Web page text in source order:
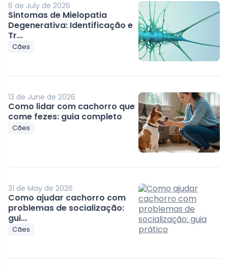
6 de July de 2026
Sintomas de Mielopatia
Degenerativa: Identificação e
Tr...
Cães
13 de June de 2026
Como lidar com cachorro que
come fezes: guia completo
Cães
31 de May de 2026
Como ajudar cachorro com
problemas de socialização:
gui...
Cães